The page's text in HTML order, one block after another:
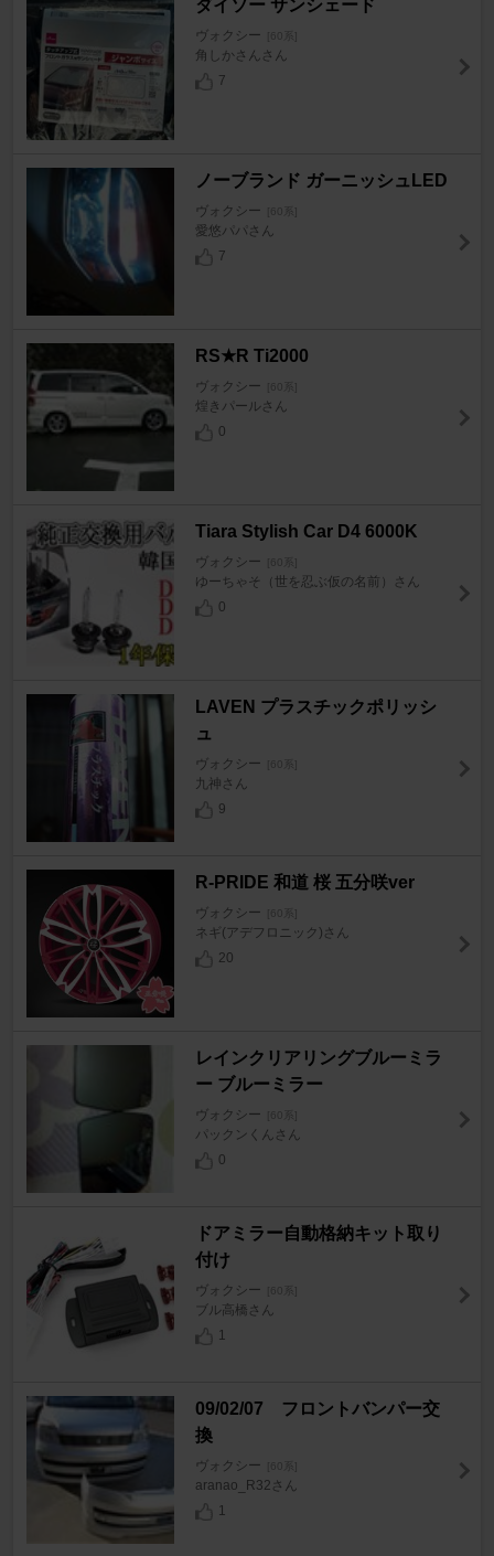
ダイソー サンシェード
ヴォクシー [60系]
角しかさんさん
7
ノーブランド ガーニッシュLED
ヴォクシー [60系]
愛悠パパさん
7
RS★R Ti2000
ヴォクシー [60系]
煌きパールさん
0
Tiara Stylish Car D4 6000K
ヴォクシー [60系]
ゆーちゃそ（世を忍ぶ仮の名前）さん
0
LAVEN プラスチックポリッシ
ュ
ヴォクシー [60系]
九神さん
9
R-PRIDE 和道 桜 五分咲ver
ヴォクシー [60系]
ネギ(アデフロニック)さん
20
レインクリアリングブルーミラ
ー ブルーミラー
ヴォクシー [60系]
パックンくんさん
0
ドアミラー自動格納キット取り
付け
ヴォクシー [60系]
ブル高橋さん
1
09/02/07 フロントバンパー交
換
ヴォクシー [60系]
aranao_R32さん
1